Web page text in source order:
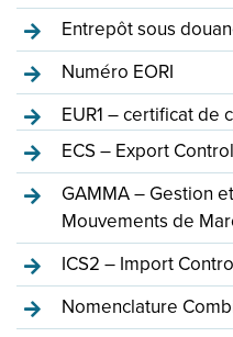
Entrepôt sous
Numéro EORI
EUR1 – certificat de
ECS – Export
GAMMA – Gestion
Mouvements de
ICS2 – Import
Nomenclature